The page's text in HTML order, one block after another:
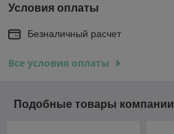
Условия оплаты
Безналичный расчет
Все условия оплаты
Подобные товары компании